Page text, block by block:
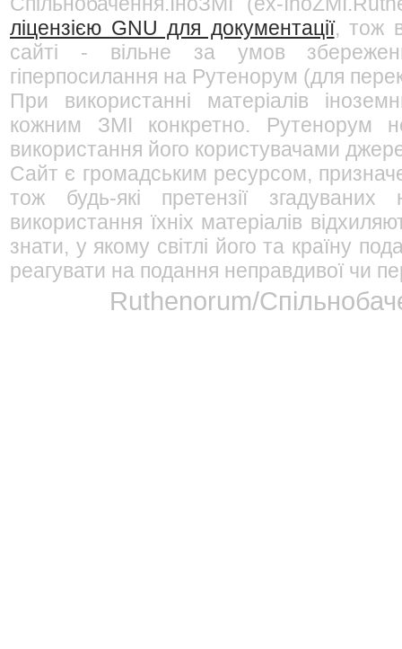
ліцензією GNU для документації, тож
сайті - вільне за умов
гіперпосилання на Рутенорум (для
При використанні матеріалів
кожним ЗМІ конкретно. Рутенорум
використання його користувачами
Сайт є громадським ресурсом,
тож будь-які претензії
використання їхніх матеріалів
знати, у якому світлі його та країну
реагувати на подання неправдивої чи
Ruthenorum/